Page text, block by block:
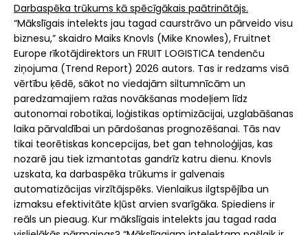
Darbaspēka trūkums kā spēcīgākais paātrinātājs.
“Mākslīgais intelekts jau tagad caurstrāvo un pārveido visu
biznesu,” skaidro Maiks Knovls (Mike Knowles), Fruitnet
Europe rīkotājdirektors un FRUIT LOGISTICA tendenču
ziņojuma (Trend Report) 2026 autors. Tas ir redzams visā
vērtību ķēdē, sākot no viedajām siltumnīcām un
paredzamajiem ražas novākšanas modeļiem līdz
autonomai robotikai, loģistikas optimizācijai, uzglabāšanas
laika pārvaldībai un pārdošanas prognozēšanai. Tās nav
tikai teorētiskas koncepcijas, bet gan tehnoloģijas, kas
nozarē jau tiek izmantotas gandrīz katru dienu. Knovls
uzskata, ka darbaspēka trūkums ir galvenais
automatizācijas virzītājspēks. Vienlaikus ilgtspējība un
izmaksu efektivitāte kļūst arvien svarīgāka. Spiediens ir
reāls un pieaug. Kur mākslīgais intelekts jau tagad rada